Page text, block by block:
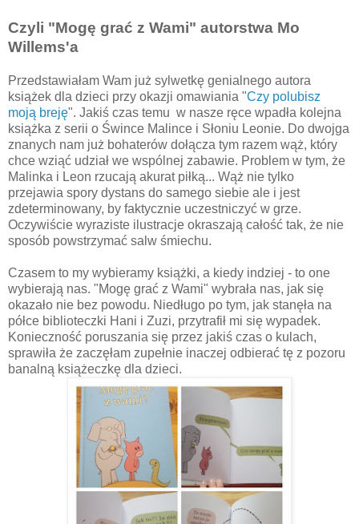
Czyli "Mogę grać z Wami" autorstwa Mo
Willems'a
Przedstawiałam Wam już sylwetkę genialnego autora
książek dla dzieci przy okazji omawiania "Czy polubisz
moją breję". Jakiś czas temu w nasze ręce wpadła kolejna
książka z serii o Śwince Malince i Słoniu Leonie. Do dwojga
znanych nam już bohaterów dołącza tym razem wąż, który
chce wziąć udział we wspólnej zabawie. Problem w tym, że
Malinka i Leon rzucają akurat piłką... Wąż nie tylko
przejawia spory dystans do samego siebie ale i jest
zdeterminowany, by faktycznie uczestniczyć w grze.
Oczywiście wyraziste ilustracje okraszają całość tak, że nie
sposób powstrzymać salw śmiechu.
Czasem to my wybieramy książki, a kiedy indziej - to one
wybierają nas. "Mogę grać z Wami" wybrała nas, jak się
okazało nie bez powodu. Niedługo po tym, jak stanęła na
półce biblioteczki Hani i Zuzi, przytrafił mi się wypadek.
Konieczność poruszania się przez jakiś czas o kulach,
sprawiła że zaczęłam zupełnie inaczej odbierać tę z pozoru
banalną książeczkę dla dzieci.